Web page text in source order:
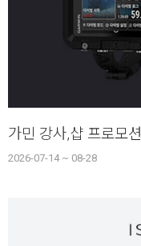
가민 강사,샵 프로모션
2026-07-14 ~ 08-28